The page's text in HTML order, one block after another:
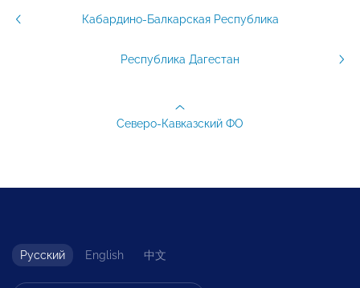
Кабардино-Балкарская Республика
Республика Дагестан
Северо-Кавказский ФО
Русский English 中文